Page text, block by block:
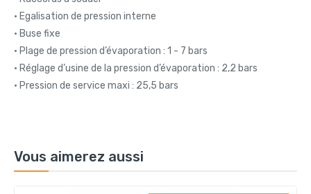
• Egalisation de pression interne
• Buse fixe
• Plage de pression d’évaporation : 1 - 7 bars
• Réglage d’usine de la pression d’évaporation : 2,2 bars
• Pression de service maxi : 25,5 bars
Vous aimerez aussi